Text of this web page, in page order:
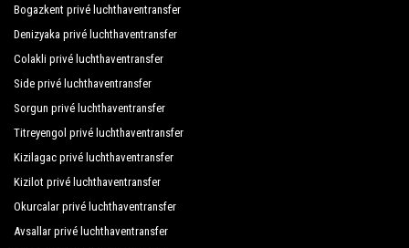
En Vie Beach Boutique Hotel
Enver Bey Resort
Erciyes Hotel
Ergün Hotel
Europa Beach Hotel
Floria Beach Hotel
Fun Point Suite Hotel
Bogazkent privé luchthaventransfer
Denizyaka privé luchthaventransfer
Colakli privé luchthaventransfer
Side privé luchthaventransfer
Sorgun privé luchthaventransfer
Titreyengol privé luchthaventransfer
Kizilagac privé luchthaventransfer
Kizilot privé luchthaventransfer
Okurcalar privé luchthaventransfer
Avsallar privé luchthaventransfer